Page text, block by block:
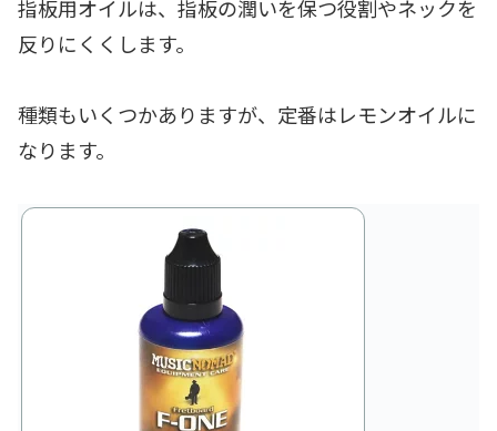
指板用オイルは、指板の潤いを保つ役割やネックを
反りにくくします。
種類もいくつかありますが、定番はレモンオイルに
なります。